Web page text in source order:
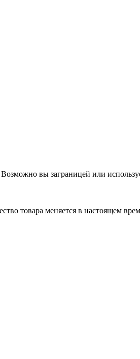
вы заграницей или
товара меняется в настоящем